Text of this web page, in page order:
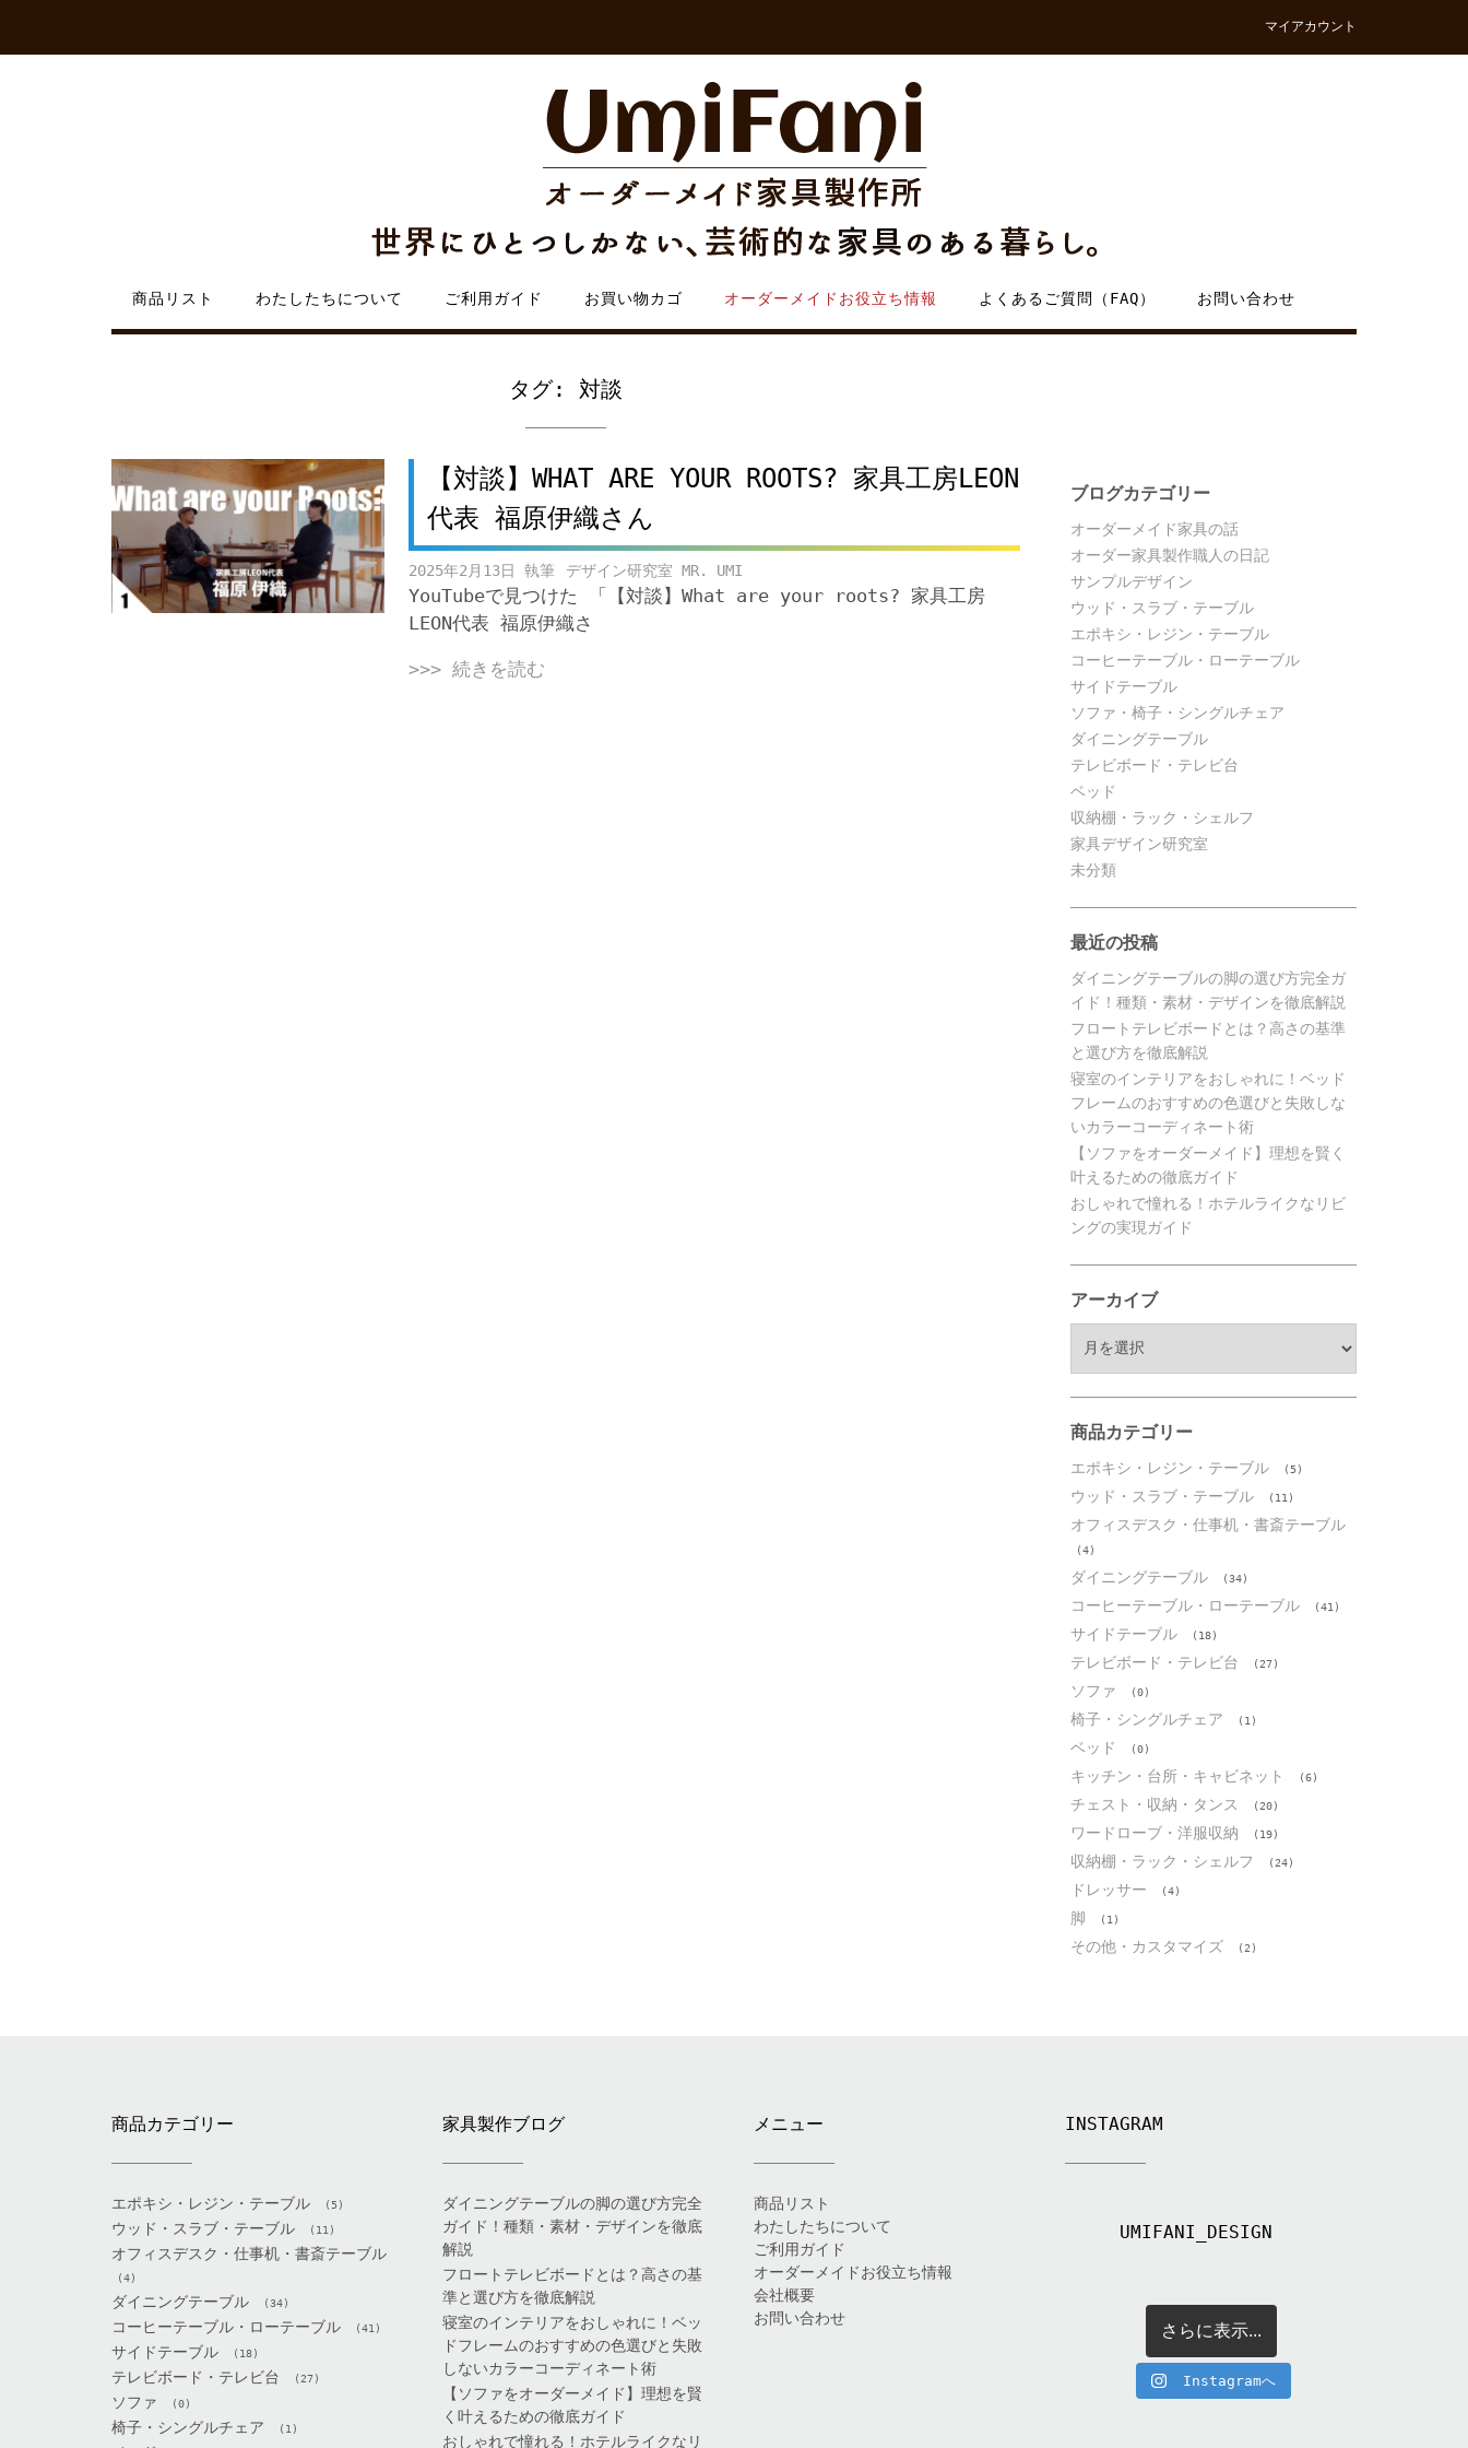
content
マイアカウント
商品リスト わたしたちについて ご利用ガイド お買い物カゴ オーダーメイドお役立ち情報 よくあるご質問（FAQ） お問い合わせ
タグ: 対談
【対談】WHAT ARE YOUR ROOTS? 家具工房LEON
代表 福原伊織さん
2025年2月13日 デザイン研究室 MR. UMI
YouTubeで見つけた 「【対談】What are your roots? 家具工房
LEON代表 福原伊織さ
>>> 続きを読む
ブログカテゴリー
オーダーメイド家具の話
オーダー家具製作職人の日記
サンプルデザイン
ウッド・スラブ・テーブル
エポキシ・レジン・テーブル
コーヒーテーブル・ローテーブル
サイドテーブル
ソファ・椅子・シングルチェア
ダイニングテーブル
テレビボード・テレビ台
ベッド
収納棚・ラック・シェルフ
家具デザイン研究室
未分類
最近の投稿
ダイニングテーブルの脚の選び方完全ガ
イド！種類・素材・デザインを徹底解説
フロートテレビボードとは？高さの基準
と選び方を徹底解説
寝室のインテリアをおしゃれに！ベッド
フレームのおすすめの色選びと失敗しな
いカラーコーディネート術
【ソファをオーダーメイド】理想を賢く
叶えるための徹底ガイド
おしゃれで憧れる！ホテルライクなリビ
ングの実現ガイド
アーカイブ
ブ
商品カテゴリー
エポキシ・レジン・テーブル (5)
ウッド・スラブ・テーブル (11)
オフィスデスク・仕事机・書斎テーブル
(4)
ダイニングテーブル (34)
コーヒーテーブル・ローテーブル (41)
サイドテーブル (18)
テレビボード・テレビ台 (27)
ソファ (0)
椅子・シングルチェア (1)
ベッド (0)
キッチン・台所・キャビネット (6)
チェスト・収納・タンス (20)
ワードローブ・洋服収納 (19)
収納棚・ラック・シェルフ (24)
ドレッサー (4)
脚 (1)
その他・カスタマイズ (2)
商品カテゴリー
エポキシ・レジン・テーブル (5)
ウッド・スラブ・テーブル (11)
オフィスデスク・仕事机・書斎テーブル
(4)
ダイニングテーブル (34)
コーヒーテーブル・ローテーブル (41)
サイドテーブル (18)
テレビボード・テレビ台 (27)
ソファ (0)
椅子・シングルチェア (1)
家具製作ブログ
ダイニングテーブルの脚の選び方完全
ガイド！種類・素材・デザインを徹底
解説
フロートテレビボードとは？高さの基
準と選び方を徹底解説
寝室のインテリアをおしゃれに！ベッ
ドフレームのおすすめの色選びと失敗
しないカラーコーディネート術
【ソファをオーダーメイド】理想を賢
く叶えるための徹底ガイド
おしゃれで憧れる！ホテルライクなリ
メニュー
商品リスト
わたしたちについて
ご利用ガイド
オーダーメイドお役立ち情報
会社概要
お問い合わせ
INSTAGRAM
UMIFANI_DESIGN
さらに表示...
Instagramへ